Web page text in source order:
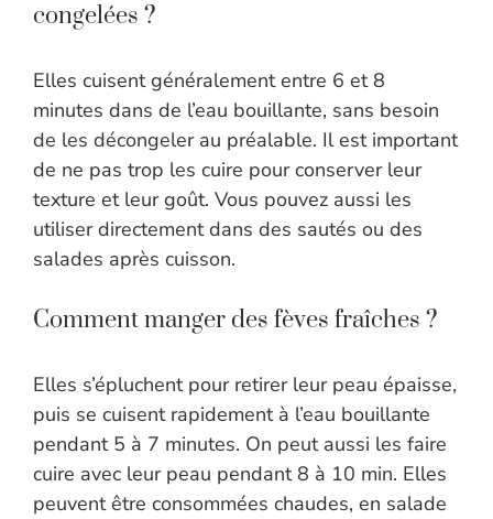
congelées ?
Elles cuisent généralement entre 6 et 8
minutes dans de l’eau bouillante, sans besoin
de les décongeler au préalable. Il est important
de ne pas trop les cuire pour conserver leur
texture et leur goût. Vous pouvez aussi les
utiliser directement dans des sautés ou des
salades après cuisson.
Comment manger des fèves fraîches ?
Elles s’épluchent pour retirer leur peau épaisse,
puis se cuisent rapidement à l’eau bouillante
pendant 5 à 7 minutes. On peut aussi les faire
cuire avec leur peau pendant 8 à 10 min. Elles
peuvent être consommées chaudes, en salade